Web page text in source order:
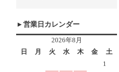
営業日カレンダー